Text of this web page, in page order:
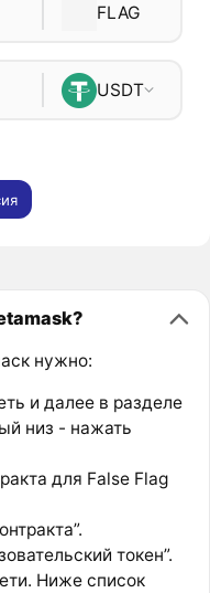
FLAG
USDT
нужно:
и далее в разделе
низ - нажать
для False Flag
токен”.
Ниже список